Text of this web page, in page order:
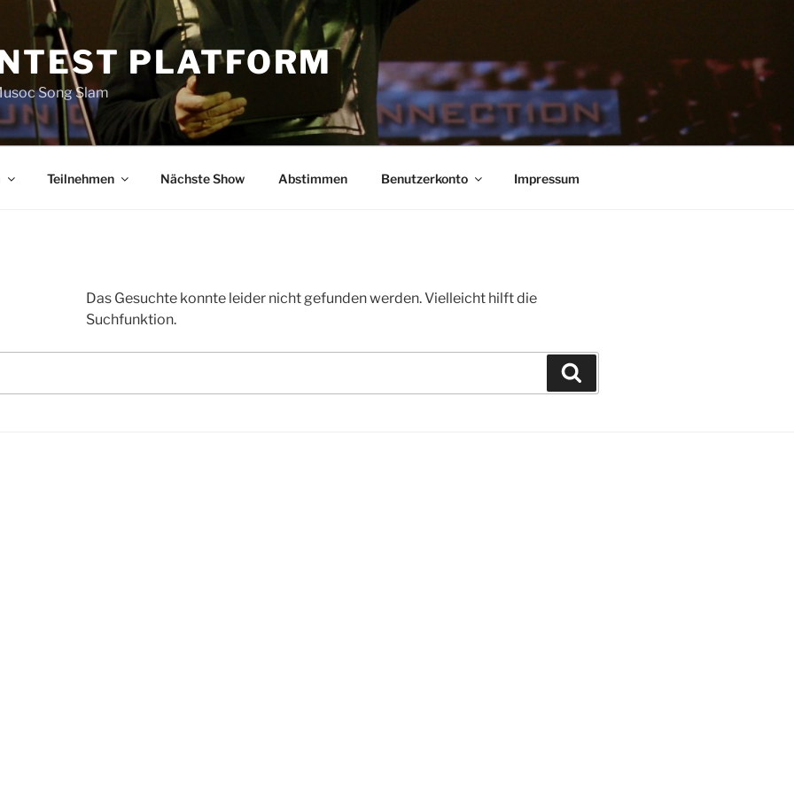
PLATFORM
Song Slam
Teilnehmen Nächste Show Abstimmen Benutzerkonto Impressum
Das Gesuchte konnte leider nicht gefunden werden. Vielleicht hilft die
Suchfunktion.